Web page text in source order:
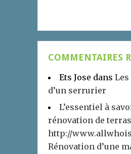
COMMENTAIRES
Ets Jose dans
d’un serrurier
L’essentiel à
rénovation de
http://
Rénovation d’une